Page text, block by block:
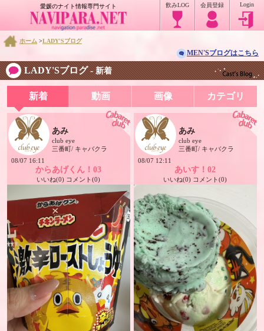
Login
会員登録
飲みLOG
愛媛のナイト情報専門サイト
ホーム >LADY'Sブログ
MEN'Sブログはこちら
LADY'Sブログ -新着
新着 動画 画像 カテゴリ
あみ
club eye
三番町/ キャバクラ
08/07 16:11
からあげくん！03
いいね(0) コメント(0)
あみ
club eye
三番町/ キャバクラ
08/07 12:11
あいす！02
いいね(0) コメント(0)